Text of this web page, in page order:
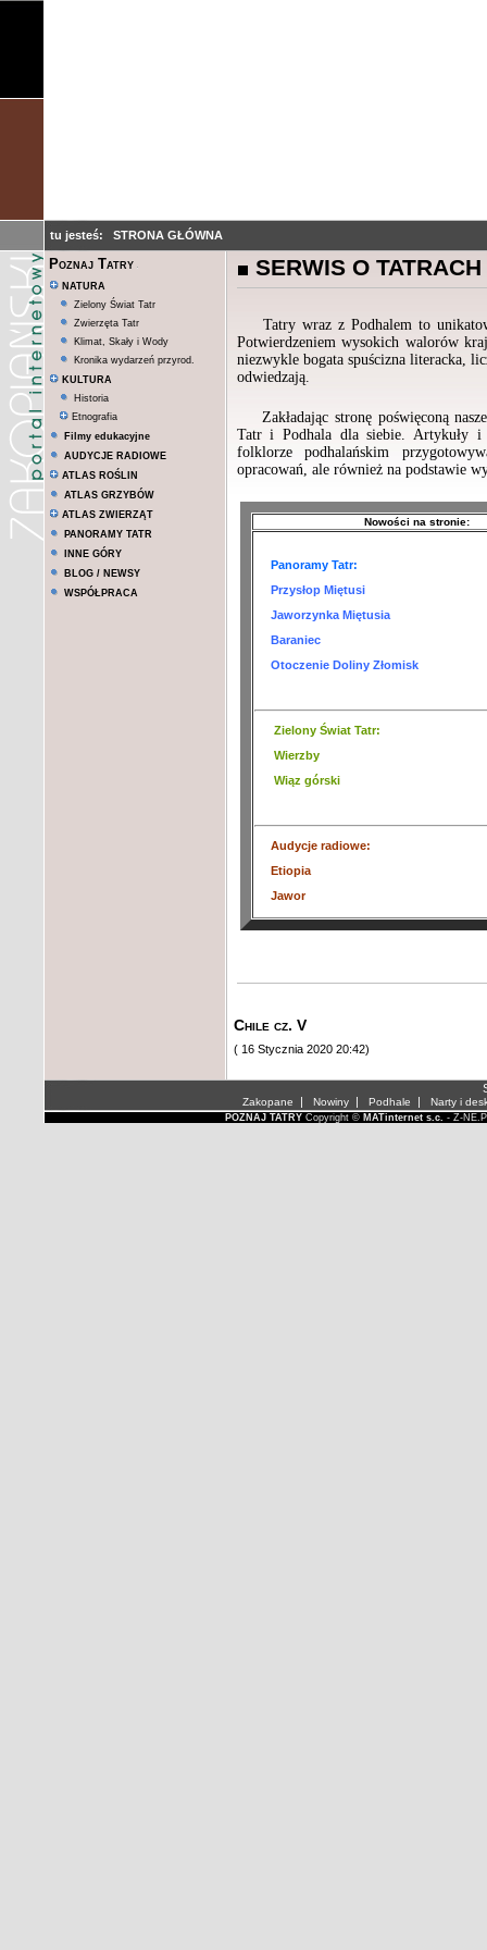
tu jesteś: STRONA GŁÓWNA
Poznaj Tatry
NATURA
Zielony Świat Tatr
Zwierzęta Tatr
Klimat, Skały i Wody
Kronika wydarzeń przyrod.
KULTURA
Historia
Etnografia
Filmy edukacyjne
AUDYCJE RADIOWE
ATLAS ROŚLIN
ATLAS GRZYBÓW
ATLAS ZWIERZĄT
PANORAMY TATR
INNE GÓRY
BLOG / NEWSY
WSPÓŁPRACA
SERWIS O
Tatry wraz z Podhalem to
Potwierdzeniem wysokich walorów
niezwykle bogata spuścizna literacka,
odwiedzają.
Zakładając stronę poświęconą
Tatr i Podhala dla siebie. Artykuły i
folklorze podhalańskim
opracowań, ale również na podstawie
Nowości na stronie:
Panoramy Tatr:
Przysłop Miętusi
Jaworzynka Miętusia
Baraniec
Otoczenie Doliny Złomisk
Zielony Świat Tatr:
Wierzby
Wiąz górski
Audycje radiowe:
Etiopia
Jawor
Chile cz. V
( 16 Stycznia 2020 20:42)
Zakopane | Nowiny| Podhale | Narty i
POZNAJ TATRYCopyright © MATinternet s.c. - Z-